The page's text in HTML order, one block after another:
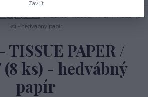
ks) - hedvábný papír
PAPER /
ks) - hedvábný
papír
Zavřít